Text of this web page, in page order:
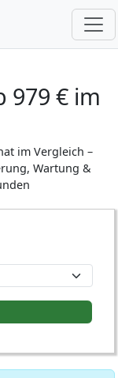
979 € im
im Vergleich –
Wartung &